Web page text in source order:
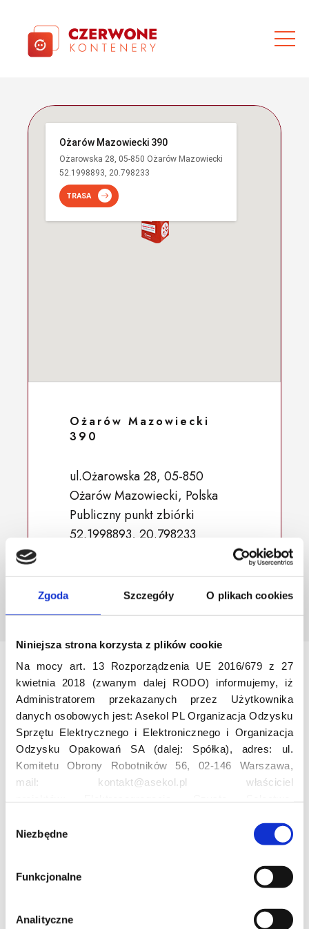
Zgoda Szczegóły O plikach cookies
Niniejsza strona korzysta z plików cookie
Na mocy art. 13 Rozporządzenia UE 2016/679 z 27
kwietnia 2018 (zwanym dalej RODO) informujemy, iż
Administratorem przekazanych przez Użytkownika
danych osobowych jest: Asekol PL Organizacja Odzysku
Sprzętu Elektrycznego i Elektronicznego i Organizacja
Odzysku Opakowań SA (dalej: Spółka), adres: ul.
Komitetu Obrony Robotników 56, 02-146 Warszawa,
mail: kontakt@asekol.pl właściciel
Asekolove. Administrator przetwarza następujące dane
osobowe Użytkowników: imię, nazwisko, adres e-mail,
numer telefonu, miasto, preferencje Użytkownika,
lokalizacja, obszar zainteresowania, dane przetwarzane
reklamowy Użytkownika, lokalizacja, identyfikator
Niezbędne
Funkcjonalne
Analityczne
Ożarów Mazowiecki 390
Ożarowska 28, 05-850 Ożarów Mazowiecki
52.1998893, 20.798233
TRASA
Ożarów Mazowiecki
390
ul.Ożarowska 28, 05-850
Ożarów Mazowiecki, Polska
Publiczny punkt zbiórki
52.1998893, 20.798233
Odwiedź nas
Profesjonalna i Bezpieczna Utylizacja Elektroodpadów